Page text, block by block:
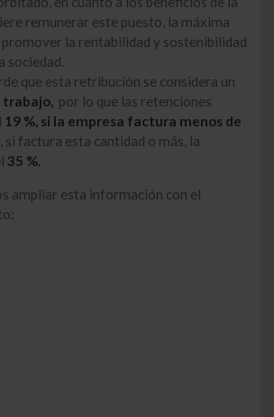
remunerar este puesto, la máxima
promover la rentabilidad y sostenibilidad
sociedad.
que esta retribución se considera un
trabajo, por lo que las retenciones
19 %, si la empresa factura menos de
si factura esta cantidad o más, la
35 %.
ampliar esta información con el